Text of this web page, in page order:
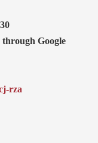
Google
rza